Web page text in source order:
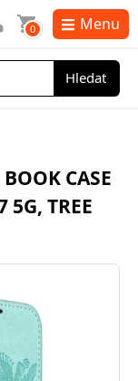
Hledat
0 Menu
CASE
5G, TREE